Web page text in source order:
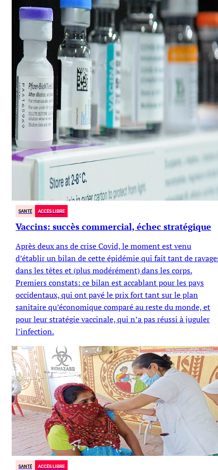
SANTÉ ACCÈS LIBRE
Vaccins: succès commercial, échec stratégique
Après deux ans de crise Covid, le moment est venu
d’établir un bilan de cette épidémie qui fait tant de
dans les têtes et (plus modérément) dans les corps.
Premiers constats: ce bilan est accablant pour les pays
occidentaux, qui ont payé le prix fort tant sur le plan
sanitaire qu’économique comparé au reste du monde, et
pour leur stratégie vaccinale, qui n’a pas réussi à juguler
l’infection.
Guy Mettan
SANTÉ ACCÈS LIBRE